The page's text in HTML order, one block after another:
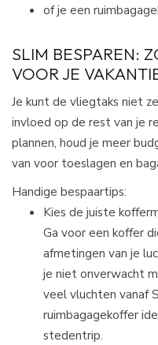
of je een
SLIM BESPAREN:
VOOR JE
Je kunt de vliegtaks niet
invloed op de rest van je
plannen, houd je meer
van voor toeslagen en
Handige bespaartips:
Kies de juiste
Ga voor een koffer
afmetingen van je
je niet onverwacht
veel vluchten vanaf
ruimbagagekoffer
stedentrip.​